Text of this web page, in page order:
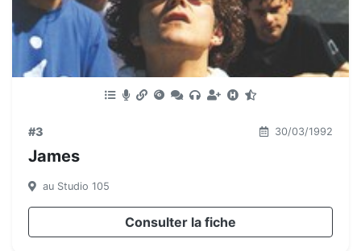
#3 30/03/1992
James
au Studio 105
Consulter la fiche